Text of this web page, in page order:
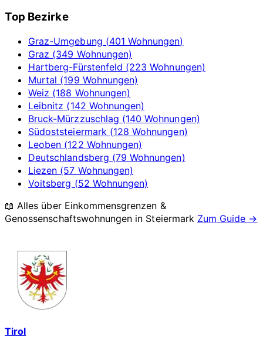
Top Bezirke
Graz-Umgebung (401 Wohnungen)
Graz (349 Wohnungen)
Hartberg-Fürstenfeld (223 Wohnungen)
Murtal (199 Wohnungen)
Weiz (188 Wohnungen)
Leibnitz (142 Wohnungen)
Bruck-Mürzzuschlag (140 Wohnungen)
Südoststeiermark (128 Wohnungen)
Leoben (122 Wohnungen)
Deutschlandsberg (79 Wohnungen)
Liezen (57 Wohnungen)
Voitsberg (52 Wohnungen)
📖 Alles über Einkommensgrenzen &
Genossenschaftswohnungen in Steiermark Zum Guide →
Tirol